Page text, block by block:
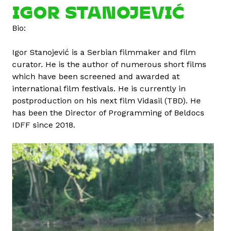
o
r
a
n
o
j
e
v
t
a
r
t
a
l
o
IGOR STANOJEVIĆ
Bio:
Igor Stanojević is a Serbian filmmaker and film
curator. He is the author of numerous short films
which have been screened and awarded at
international film festivals. He is currently in
postproduction on his next film Vidasil (TBD). He
has been the Director of Programming of Beldocs
IDFF since 2018.